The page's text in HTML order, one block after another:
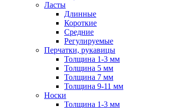
Ласты
Длинные
Короткие
Средние
Регулируемые
Перчатки, рукавицы
Толщина 1-3 мм
Толщина 5 мм
Толщина 7 мм
Толщина 9-11 мм
Носки
Толщина 1-3 мм